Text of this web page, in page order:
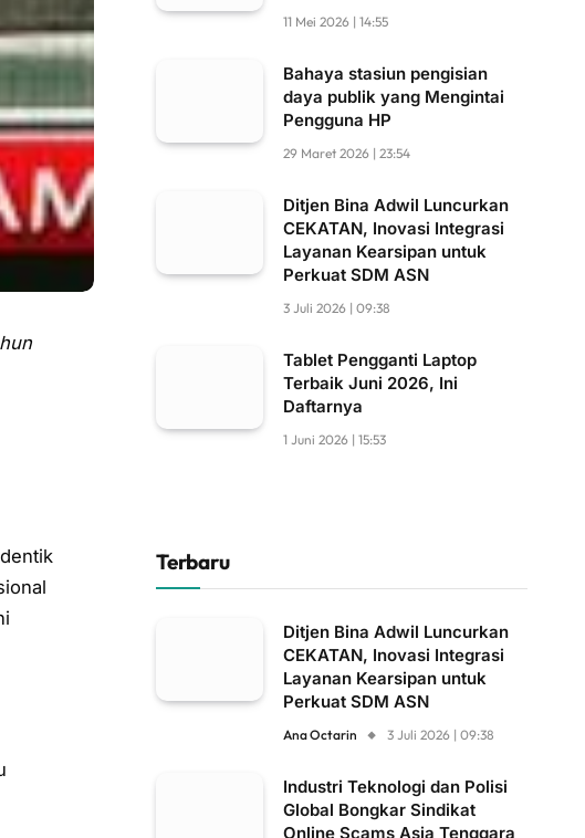
11 Mei 2026 | 14:55
Bahaya stasiun pengisian
daya publik yang Mengintai
Pengguna HP
29 Maret 2026 | 23:54
Ditjen Bina Adwil Luncurkan
CEKATAN, Inovasi Integrasi
Layanan Kearsipan untuk
Perkuat SDM ASN
3 Juli 2026 | 09:38
Tablet Pengganti Laptop
Terbaik Juni 2026, Ini
Daftarnya
1 Juni 2026 | 15:53
Terbaru
Ditjen Bina Adwil Luncurkan
CEKATAN, Inovasi Integrasi
Layanan Kearsipan untuk
Perkuat SDM ASN
Ana Octarin 3 Juli 2026 | 09:38
Industri Teknologi dan Polisi
Global Bongkar Sindikat
Online Scams Asia Tenggara